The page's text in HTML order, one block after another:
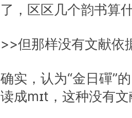
了，区区几个韵书算
>>但那样没有文献依
确实，认为“金日磾”
读成mɪt，这种没有